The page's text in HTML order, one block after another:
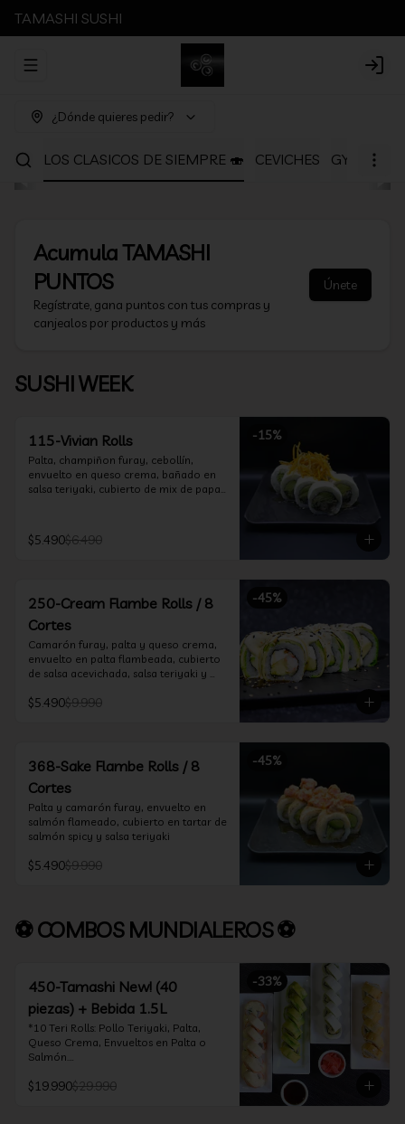
TAMASHI SUSHI
Abrir menu de navegación Login
¿Dónde quieres pedir?
LOS CLASICOS DE SIEMPRE 🍣 CEVICHES GYOSAS Y
AcumulaTAMASHI
PUNTOS
Regístrate, gana puntos con tus compras y
canjealos por productos y más
Únete
SUSHI WEEK
-15%
115-Vivian Rolls
Palta, champiñon furay, cebollín,
envuelto en queso crema, bañado en
salsa teriyaki, cubierto de mix de papas
$5.490$6.490
-45%
250-Cream Flambe Rolls / 8
Cortes
Camarón furay, palta y queso crema,
envuelto en palta flambeada, cubierto
de salsa acevichada, salsa teriyaki y
$5.490$9.990
-45%
368-Sake Flambe Rolls / 8
Cortes
Palta y camarón furay, envuelto en
salmón flameado, cubierto en tartar de
salmón spicy y salsa teriyaki
$5.490$9.990
⚽ COMBOS MUNDIALEROS ⚽
-33%
450-Tamashi New! (40
piezas) + Bebida 1.5L
*10 Teri Rolls: Pollo Teriyaki, Palta,
Queso Crema, Envueltos en Palta o
Salmón.
Palta, Cebollín, Envuelto en Queso
$19.990$29.990